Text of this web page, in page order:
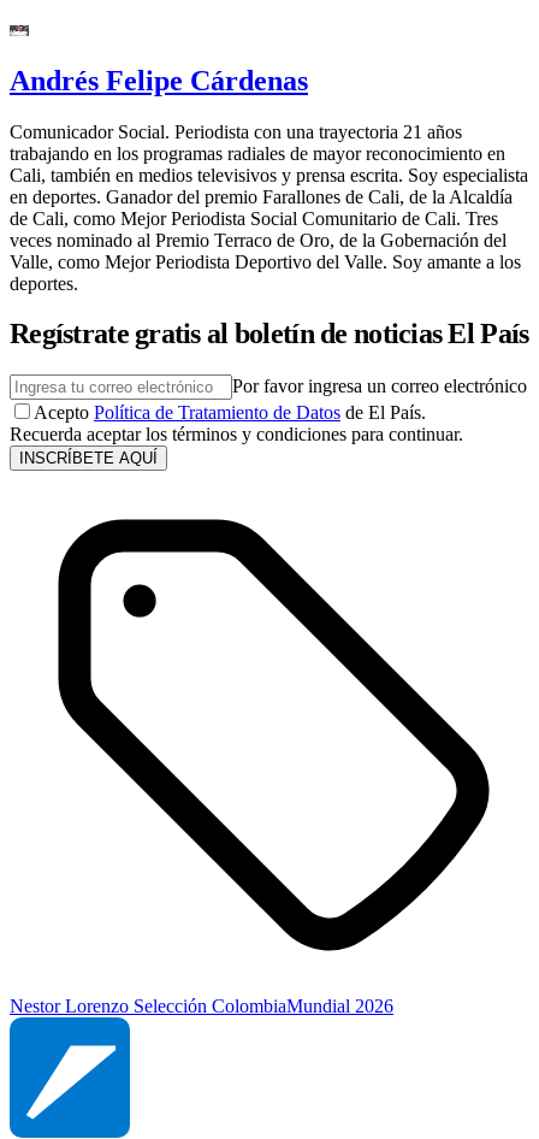
Andrés Felipe Cárdenas
Comunicador Social. Periodista con una trayectoria 21 años
trabajando en los programas radiales de mayor reconocimiento en
Cali, también en medios televisivos y prensa escrita. Soy especialista
en deportes. Ganador del premio Farallones de Cali, de la Alcaldía
de Cali, como Mejor Periodista Social Comunitario de Cali. Tres
veces nominado al Premio Terraco de Oro, de la Gobernación del
Valle, como Mejor Periodista Deportivo del Valle. Soy amante a los
deportes.
Regístrate gratis al boletín de noticias El País
Por favor ingresa un correo electrónico
Acepto Política de Tratamiento de Datos de El País.
Recuerda aceptar los términos y condiciones para continuar.
INSCRÍBETE AQUÍ
Nestor Lorenzo Selección ColombiaMundial 2026